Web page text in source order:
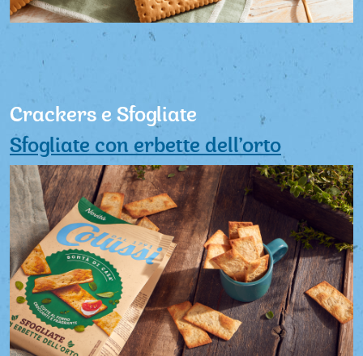
Crackers e Sfogliate
Sfogliate con erbette dell’orto